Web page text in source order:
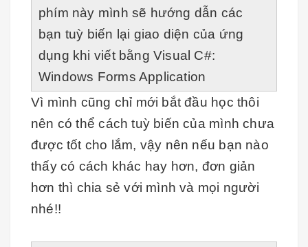
phím này mình sẽ hướng dẫn các
bạn tuỳ biến lại giao diện của ứng
dụng khi viết bằng Visual C#:
Windows Forms Application
Vì mình cũng chỉ mới bắt đầu học thôi
nên có thể cách tuỳ biến của mình chưa
được tốt cho lắm, vậy nên nếu bạn nào
thấy có cách khác hay hơn, đơn giản
hơn thì chia sẻ với mình và mọi người
nhé!!